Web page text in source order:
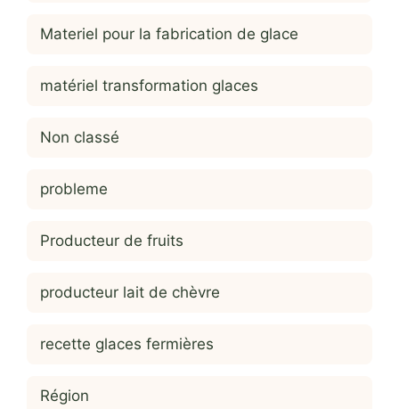
Materiel pour la fabrication de glace
matériel transformation glaces
Non classé
probleme
Producteur de fruits
producteur lait de chèvre
recette glaces fermières
Région